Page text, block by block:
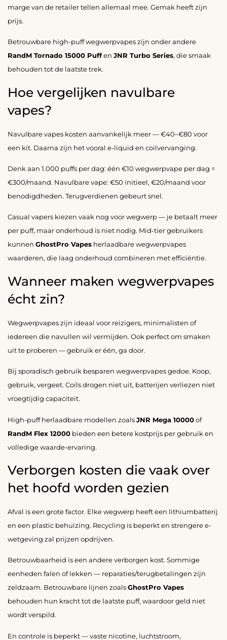
marge van de retailer tellen allemaal mee. Gemak heeft zijn
prijs.
Betrouwbare high-puff wegwerpvapes zijn onder andere
RandM Tornado 15000 Puffen JNR Turbo Series, die smaak
behouden tot de laatste trek.
Hoe vergelijken navulbare
vapes?
Navulbare vapes kosten aanvankelijk meer — €40–€80 voor
een kit. Daarna zijn het vooral e-liquid en coilvervanging.
Denk aan 1.000 puffs per dag: één €10 wegwerpvape per dag =
€300/maand. Navulbare vape: €50 initieel, €20/maand voor
benodigdheden. Terugverdienen gebeurt snel.
Casual vapers kiezen vaak nog voor wegwerp — je betaalt meer
per puff, maar onderhoud is niet nodig. Mid-tier gebruikers
kunnen GhostPro Vapes herlaadbare wegwerpvapes
waarderen, die laag onderhoud combineren met efficiëntie.
Wanneer maken wegwerpvapes
écht zin?
Wegwerpvapes zijn ideaal voor reizigers, minimalisten of
iedereen die navullen wil vermijden. Ook perfect om smaken
uit te proberen — gebruik er één, ga door.
Bij sporadisch gebruik besparen wegwerpvapes gedoe. Koop,
gebruik, vergeet. Coils drogen niet uit, batterijen verliezen niet
vroegtijdig capaciteit.
High-puff herlaadbare modellen zoalsJNR Mega 10000of
RandM Flex 12000 bieden een betere kostprijs per gebruik en
volledige waarde-ervaring.
Verborgen kosten die vaak over
het hoofd worden gezien
Afval is een grote factor. Elke wegwerp heeft een lithiumbatterij
en een plastic behuizing. Recycling is beperkt en strengere e-
wetgeving zal prijzen opdrijven.
Betrouwbaarheid is een andere verborgen kost. Sommige
eenheden falen of lekken — reparaties/terugbetalingen zijn
zeldzaam. Betrouwbare lijnen zoalsGhostPro Vapes
behouden hun kracht tot de laatste puff, waardoor geld niet
wordt verspild.
En controle is beperkt — vaste nicotine, luchtstroom,